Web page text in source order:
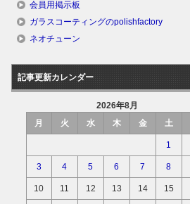
会員用掲示板
ガラスコーティングのpolishfactory
ネオチューン
記事更新カレンダー
2026年8月
月
火 水 木 金 土
1
3 4 5 6 7 8
10 11 12 13 14 15